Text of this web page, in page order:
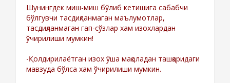
Шунингдек миш-миш бўлиб кетишига сабабчи
бўлгувчи тасдиқланмаган маълумотлар,
тасдиқланмаган гап-сўзлар хам изохлардан
ўчирилиши мумкин!
-Қолдирилаётган изох ўша мақоладан ташқаридаги
мавзуда бўлса хам ўчирилиши мумкин.